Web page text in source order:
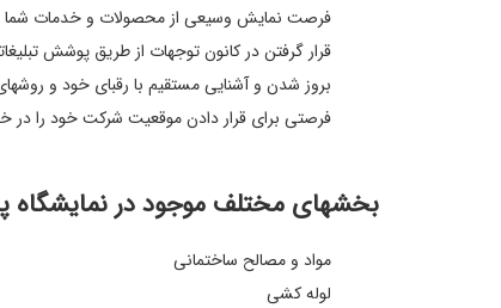
فرصت نمایش وسیعی از محصولات و خدمات شما
قرار گرفتن در کانون توجهات از طریق پوشش
بروز شدن و آشنایی مستقیم با رقبای خود و
فرصتی برای قرار دادن موقعیت شرکت خود را
بخشهای مختلف موجود در نمایشگاه
مواد و مصالح ساختمانی
لوله کشی